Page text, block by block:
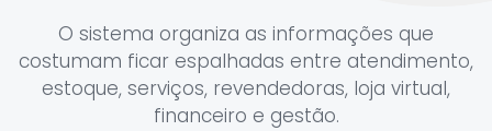
O sistema organiza as informações que
costumam ficar espalhadas entre atendimento,
estoque, serviços, revendedoras, loja virtual,
financeiro e gestão.